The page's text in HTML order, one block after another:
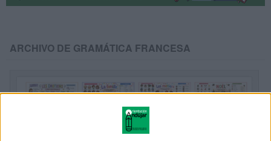
ARCHIVO DE GRAMÁTICA FRANCESA